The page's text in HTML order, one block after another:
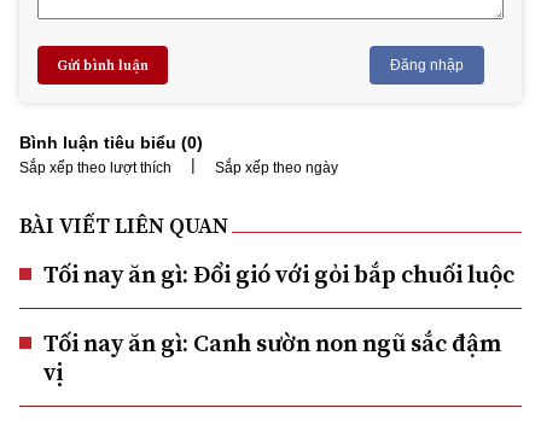
Gửi bình luận Đăng nhập
Bình luận tiêu biểu (0)
Sắp xếp theo lượt thích | Sắp xếp theo ngày
BÀI VIẾT LIÊN QUAN
Tối nay ăn gì: Đổi gió với gỏi bắp chuối luộc
Tối nay ăn gì: Canh sườn non ngũ sắc đậm
vị